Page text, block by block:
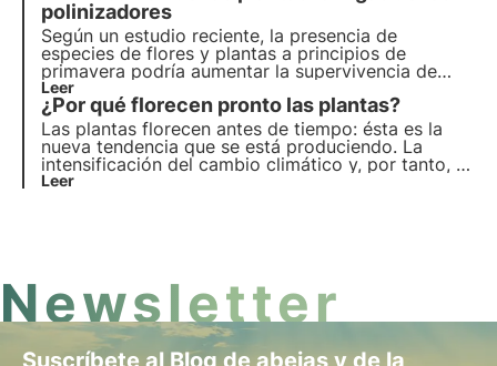
Pero, ¿cuáles son los efectos? Averigüémoslo en
este artículo.
polinizadores
Según un estudio reciente, la presencia de
especies de flores y plantas a principios de
primavera podría aumentar la supervivencia de
algunos insectos polinizadores, ampliando la lista
de plantas "amigas de los polinizadores". Más
información sobre los aliados de los polinizadores
en este artículo.
Leer
¿Por qué florecen pronto las plantas?
Las plantas florecen antes de tiempo: ésta es la
nueva tendencia que se está produciendo. La
intensificación del cambio climático y, por tanto, el
aumento de las emisiones de gases de efecto
Leer
Newsletter
Suscríbete al Blog de abejas y de la